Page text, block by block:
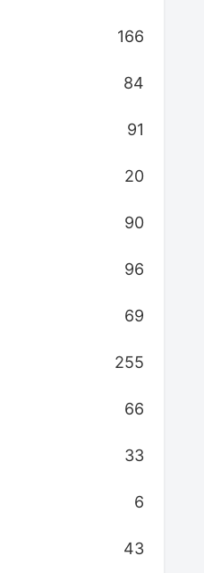
166
84
91
20
90
96
69
255
66
33
6
43